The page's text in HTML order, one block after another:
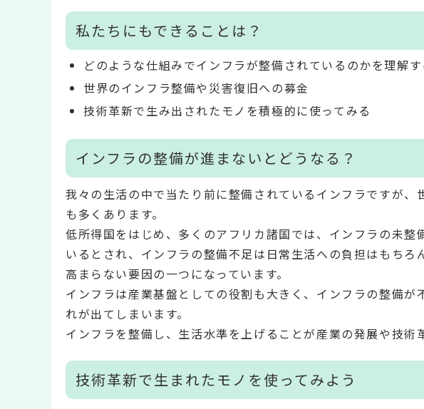
私たちにもできることは？
どのような仕組みでインフラが整備されているのかを理解す
世界のインフラ整備や災害復旧への募金
技術革新で生み出されたモノを積極的に使ってみる
インフラの整備が進まないとどうなる？
我々の生活の中で当たり前に整備されているインフラですが
も多くあります。
低所得国をはじめ、多くのアフリカ諸国では、インフラの未
いるとされ、インフラの整備不足は日常生活への負担はもち
高まらない要因の一つになっています。
インフラは産業基盤としての役割も大きく、インフラの整備
れが出てしまいます。
インフラを整備し、生活水準を上げることが産業の発展や技術
技術革新で生まれたモノを使ってみよう